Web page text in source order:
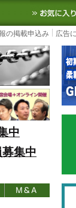
国内外の最新
の掲載申込み 広告
中
集中